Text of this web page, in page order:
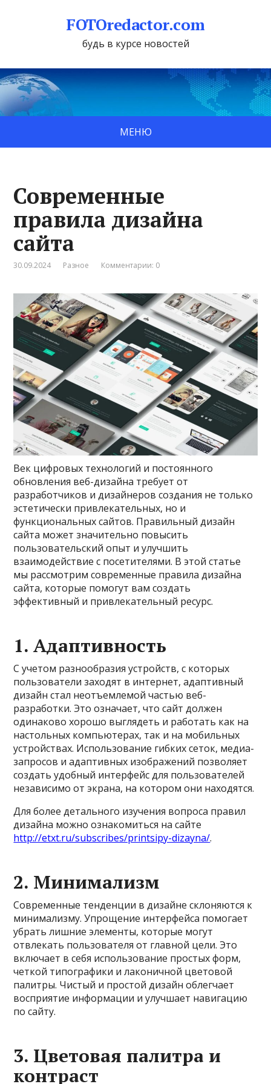
FOTOredactor.com
будь в курсе новостей
МЕНЮ
Современные
правила дизайна
сайта
30.09.2024 Разное Комментарии: 0
Век цифровых технологий и постоянного
обновления веб-дизайна требует от
разработчиков и дизайнеров создания не только
эстетически привлекательных, но и
функциональных сайтов. Правильный дизайн
сайта может значительно повысить
пользовательский опыт и улучшить
взаимодействие с посетителями. В этой статье
мы рассмотрим современные правила дизайна
сайта, которые помогут вам создать
эффективный и привлекательный ресурс.
1.Адаптивность
С учетом разнообразия устройств, с которых
пользователи заходят в интернет, адаптивный
дизайн стал неотъемлемой частью веб-
разработки. Это означает, что сайт должен
одинаково хорошо выглядеть и работать как на
настольных компьютерах, так и на мобильных
устройствах. Использование гибких сеток, медиа-
запросов и адаптивных изображений позволяет
создать удобный интерфейс для пользователей
независимо от экрана, на котором они находятся.
Для более детального изучения вопроса правил
дизайна можно ознакомиться на сайте
http://etxt.ru/subscribes/printsipy-dizayna/.
2. Минимализм
Современные тенденции в дизайне склоняются к
минимализму. Упрощение интерфейса помогает
убрать лишние элементы, которые могут
отвлекать пользователя от главной цели. Это
включает в себя использование простых форм,
четкой типографики и лаконичной цветовой
палитры. Чистый и простой дизайн облегчает
восприятие информации и улучшает навигацию
по сайту.
3. Цветовая палитра и
контраст